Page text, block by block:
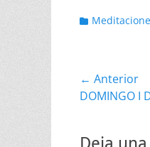
Categorias
de
entradas
← Anterior
Entrada
DOMINGO I